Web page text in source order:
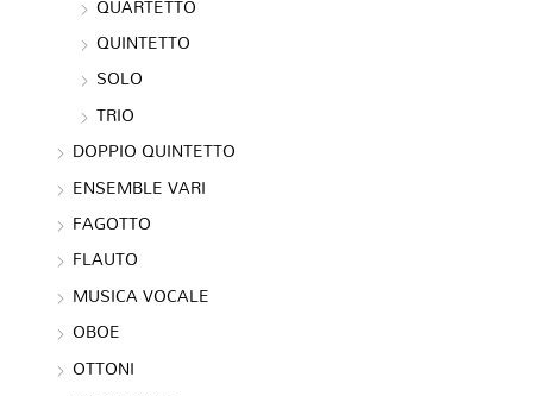
QUINTETTO
SOLO
TRIO
DOPPIO QUINTETTO
ENSEMBLE VARI
FAGOTTO
FLAUTO
MUSICA VOCALE
OBOE
OTTONI